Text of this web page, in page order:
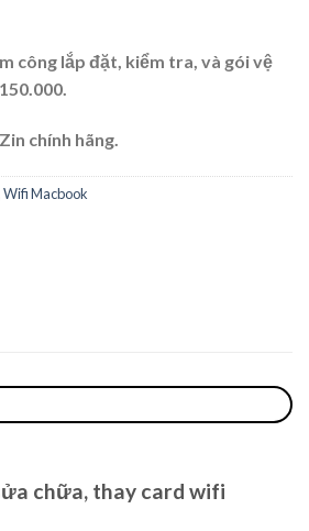
công lắp đặt, kiểm tra, và gói vệ
chính hãng.
Wifi Macbook
chữa, thay card wifi